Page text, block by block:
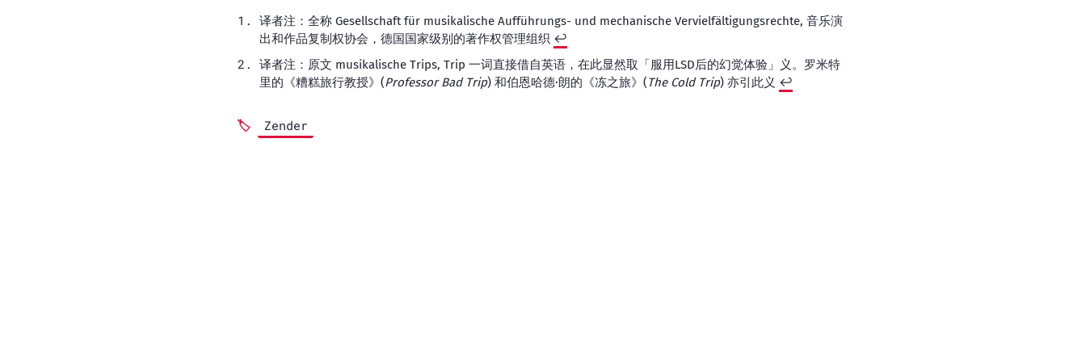
译者注：全称 Gesellschaft für musikalische Aufführungs- und mechanische Vervielfältigungsrechte, 音乐演
出和作品复制权协会，德国国家级别的著作权管理组织 ↩︎
译者注：原文 musikalische Trips, Trip 一词直接借自英语，在此显然取「服用LSD后的幻觉体验」义。罗米特
里的《糟糕旅行教授》(Professor Bad Trip) 和伯恩哈德·朗的《冻之旅》(The Cold Trip) 亦引此义 ↩︎
Zender